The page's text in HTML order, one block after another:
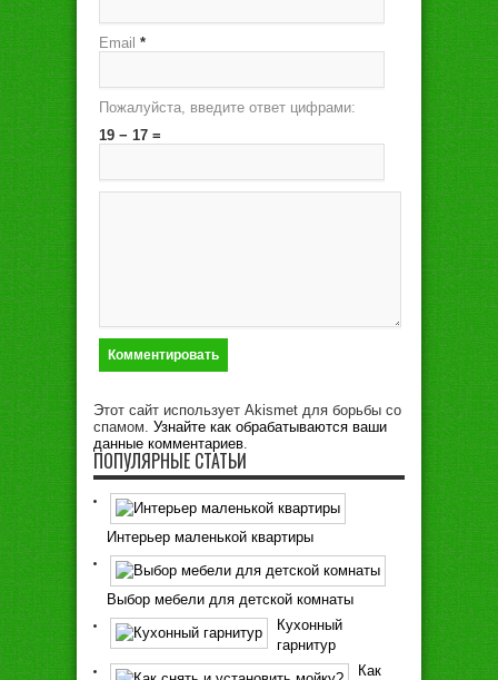
Email *
Пожалуйста, введите ответ цифрами:
19 − 17 =
Этот сайт использует Akismet для борьбы со
спамом. Узнайте как обрабатываются ваши
данные комментариев.
ПОПУЛЯРНЫЕ СТАТЬИ
Интерьер маленькой квартиры
Выбор мебели для детской комнаты
Кухонный
гарнитур
Как